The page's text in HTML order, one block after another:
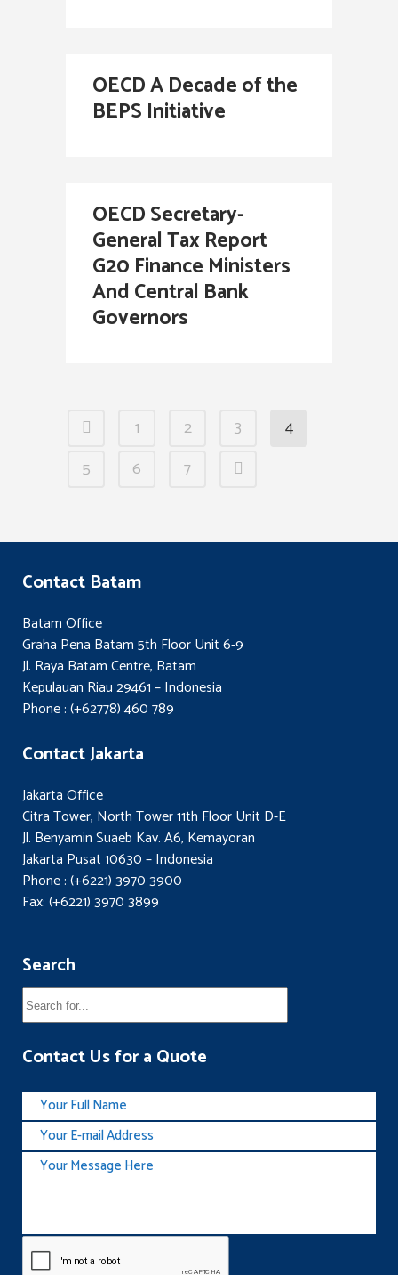
OECD A Decade of the
BEPS Initiative
OECD Secretary-
General Tax Report
G20 Finance Ministers
And Central Bank
Governors
1 2 3
4
5
6 7
Contact Batam
Batam Office
Graha Pena Batam 5th Floor Unit 6-9
Jl. Raya Batam Centre, Batam
Kepulauan Riau 29461 – Indonesia
Phone : (+62778) 460 789
Contact Jakarta
Jakarta Office
Citra Tower, North Tower 11th Floor Unit D-E
Jl. Benyamin Suaeb Kav. A6, Kemayoran
Jakarta Pusat 10630 – Indonesia
Phone : (+6221) 3970 3900
Fax: (+6221) 3970 3899
Search
Contact Us for a Quote